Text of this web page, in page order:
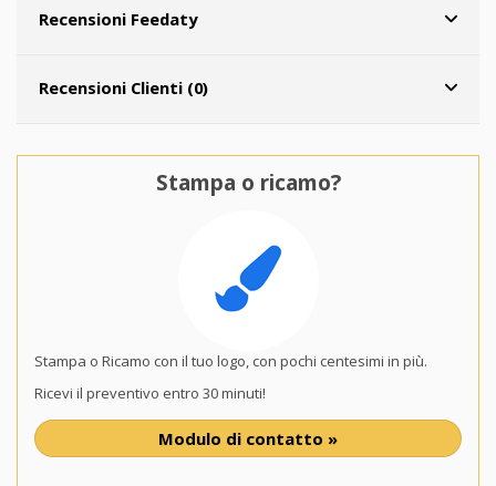
Recensioni Feedaty
Recensioni Clienti (0)
Stampa o ricamo?
Stampa o Ricamo con il tuo logo, con pochi centesimi in più.
Ricevi il preventivo entro 30 minuti!
Modulo di contatto »